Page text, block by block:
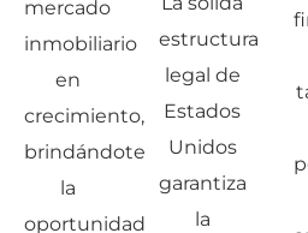
mercado
inmobiliario
en
crecimiento,
brindándote
la
oportunidad
estructura
legal de
Estados
Unidos
garantiza
la